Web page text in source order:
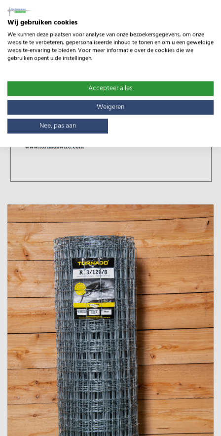
Wij gebruiken cookies
We kunnen deze plaatsen voor analyse van onze bezoekersgegevens, om onze
website te verbeteren, gepersonaliseerde inhoud te tonen en om u een geweldige
website-ervaring te bieden. Voor meer informatie over de cookies die we
gebruiken opent u de instellingen.
Accepteer alles
Weigeren
Nee, pas aan